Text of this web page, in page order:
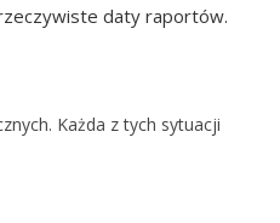
daty raportów.
Każda z tych sytuacji